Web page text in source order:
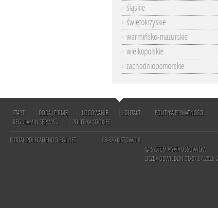
śląskie
świętokrzyskie
warmińsko-mazurskie
wielkopolskie
zachodniopomorskie
START DODAJ FIRMĘ LOGOWANIE KONTAKT
POLITYKA PRYWATNOŚCI
REGULAMIN SERWISU
POLITYKA COOKIES
PORTAL POLECANENOCLEGI.NET
83-320 KISTOWO 8
© SYSTEM AGATA OSSOWICKA
LICZBA ODWIEDZIN OD 07.07.2026: